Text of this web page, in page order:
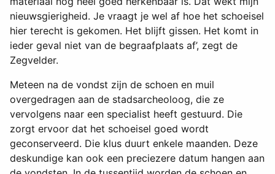
nieuwsgierigheid. Je vraagt je wel af hoe het schoeisel
hier terecht is gekomen. Het blijft gissen. Het komt in
ieder geval niet van de begraafplaats af’, zegt de
Zegvelder.
Meteen na de vondst zijn de schoen en muil
overgedragen aan de stadsarcheoloog, die ze
vervolgens naar een specialist heeft gestuurd. Die
zorgt ervoor dat het schoeisel goed wordt
geconserveerd. Die klus duurt enkele maanden. Deze
deskundige kan ook een preciezere datum hangen aan